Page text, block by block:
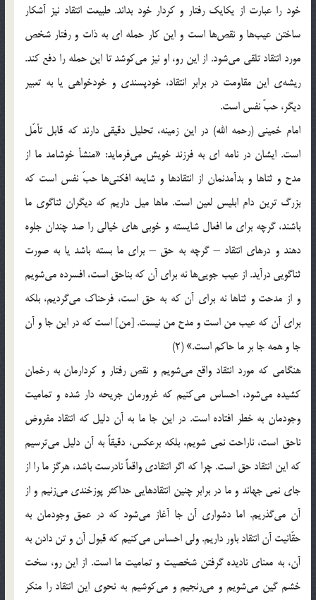
خود را عبارت از یکایک رفتار و کردار خود بداند. طبیعت انتقاد نیز آشکار
ساختن عیب‌ها و نقص‌ها است و این کار حمله ای به ذات و رفتار شخص
مورد انتقاد تلقی می‌شود. از این رو، او نیز می‌کوشد تا این حمله را دفع کند.
ریشه‌ی این مقاومت در برابر انتقاد، خودپسندی و خودخواهی یا به تعبیر
دیگر، حبّ نفس است.
امام خمینی (رحمه الله) در این زمینه، تحلیل دقیقی دارند که قابل تأمّل
است. ایشان در نامه ای به فرزند خویش می‌فرماید: «منشأ خوشامد ما از
مدح و ثناها و بدآمدنمان از انتقادها و شایعه افکنی‌ها حبّ نفس است که
بزرگ ترین دام ابلیس لعین است. ماها میل داریم که دیگران ثناگوی ما
باشند، گرچه برای ما افعال شایسته و خوبی های خیالی را صد چندان جلوه
دهند و درهای انتقاد – گرچه به حق – برای ما بسته باشد یا به صورت
ثناگویی درآید. از عیب جویی‌ها نه برای آن که بناحق است، افسرده می‌شویم
و از مدحت و ثناها نه برای آن که به حق است، فرحناک می‌گردیم، بلکه
برای آن که عیب من است و مدح من نیست. [من] است که در این جا و آن
جا و همه جا بر ما حاکم است.» (2)
هنگامی که مورد انتقاد واقع می‌شویم و نقص رفتار و کردارمان به رخمان
کشیده می‌شود، احساس می‌کنیم که غرورمان جریحه دار شده و تمامیت
وجودمان به خطر افتاده است. در این جا ما به آن دلیل که انتقاد مفروض
ناحق است، ناراحت نمی شویم، بلکه برعکس، دقیقاً به آن دلیل می‌ترسیم
که این انتقاد حق است. چرا که اگر انتقادی واقعاً نادرست باشد، هرگز ما را از
جای نمی جهاند و ما در برابر چنین انتقادهایی حداکثر پوزخندی می‌زنیم و از
آن می‌گذریم. اما دشواری آن جا آغاز می‌شود که در عمق وجودمان به
حقّانیت آن انتقاد باور داریم. ولی احساس می‌کنیم که قبول آن و تن دادن به
آن، به معنای نادیده گرفتن شخصیت و تمامیت ما است. از این رو، سخت
خشم گین می‌شویم و می‌رنجیم و می‌کوشیم به نحوی این انتقاد را منکر